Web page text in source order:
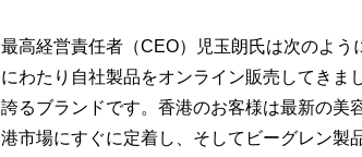
最高経営責任者（CEO）児玉朗氏は次のよ
にわたり自社製品をオンライン販売してきま
誇るブランドです。香港のお客様は最新の美
港市場にすぐに定着し、そしてビーグレン製